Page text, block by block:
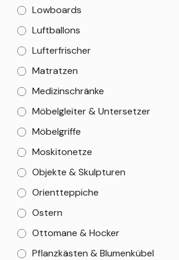
Lowboards
Luftballons
Lufterfrischer
Matratzen
Medizinschränke
Möbelgleiter & Untersetzer
Möbelgriffe
Moskitonetze
Objekte & Skulpturen
Orientteppiche
Ostern
Ottomane & Hocker
Pflanzkästen & Blumenkübel